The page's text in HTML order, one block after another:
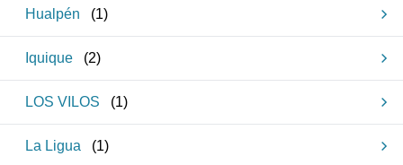
Hualpén (1)
Iquique (2)
LOS VILOS (1)
La Ligua (1)